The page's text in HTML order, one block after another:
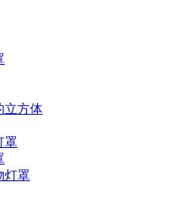
立方体
罩
灯罩